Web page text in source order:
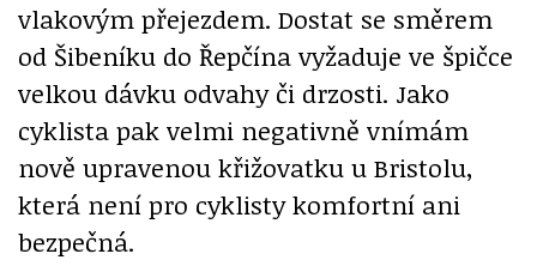
vlakovým přejezdem. Dostat se směrem
od Šibeníku do Řepčína vyžaduje ve špičce
velkou dávku odvahy či drzosti. Jako
cyklista pak velmi negativně vnímám
nově upravenou křižovatku u Bristolu,
která není pro cyklisty komfortní ani
bezpečná.